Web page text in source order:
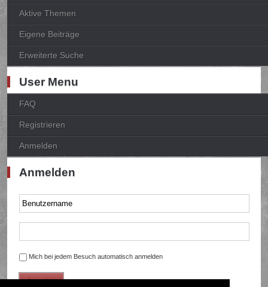
Aktive Themen
Eigene Beiträge
Erweiterte Suche
User Menu
FAQ
Registrieren
Anmelden
Anmelden
Mich bei jedem Besuch automatisch anmelden